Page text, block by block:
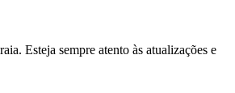
Esteja sempre atento às atualizações e